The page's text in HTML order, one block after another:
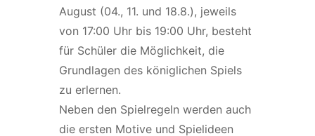
August (04., 11. und 18.8.), jeweils
von 17:00 Uhr bis 19:00 Uhr, besteht
für Schüler die Möglichkeit, die
Grundlagen des königlichen Spiels
zu erlernen.
Neben den Spielregeln werden auch
die ersten Motive und Spielideen